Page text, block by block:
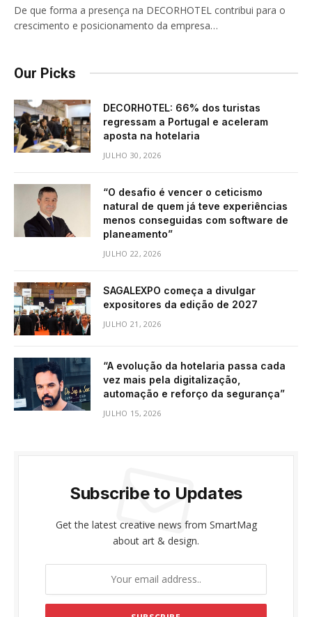
De que forma a presença na DECORHOTEL contribui para o
crescimento e posicionamento da empresa…
Our Picks
DECORHOTEL: 66% dos turistas
regressam a Portugal e aceleram
aposta na hotelaria
JULHO 30, 2026
“O desafio é vencer o ceticismo
natural de quem já teve experiências
menos conseguidas com software de
planeamento”
JULHO 22, 2026
SAGALEXPO começa a divulgar
expositores da edição de 2027
JULHO 21, 2026
“A evolução da hotelaria passa cada
vez mais pela digitalização,
automação e reforço da segurança”
JULHO 15, 2026
Subscribe to Updates
Get the latest creative news from SmartMag
about art & design.